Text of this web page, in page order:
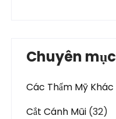
Chuyên mục
Các Thẩm Mỹ Khác
Cắt Cánh Mũi (32)